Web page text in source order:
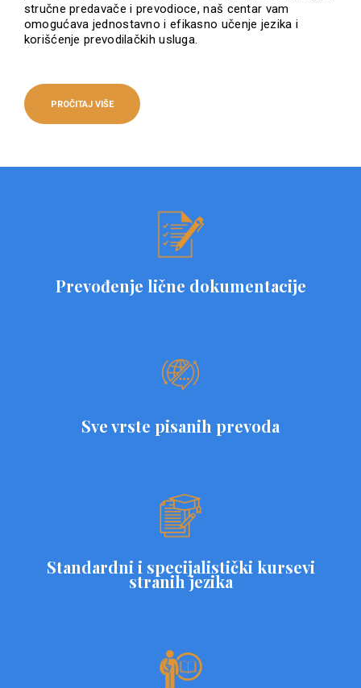
stručne predavače i prevodioce, naš centar vam
omogućava jednostavno i efikasno učenje jezika i
korišćenje prevodilačkih usluga.
PROČITAJ VIŠE
Prevođenje lične dokumentacije
Sve vrste pisanih prevoda
Standardni i specijalistički kursevi
stranih jezika